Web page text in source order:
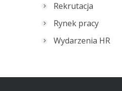
Rekrutacja
Rynek pracy
Wydarzenia HR